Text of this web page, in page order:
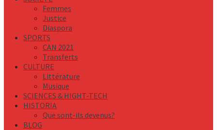
Femmes
Justice
Diaspora
SPORTS
CAN 2021
Transferts
CULTURE
Littérature
Musique
SCIENCES & HIGHT-TECH
HISTORIA
Que sont-ils devenus?
BLOG